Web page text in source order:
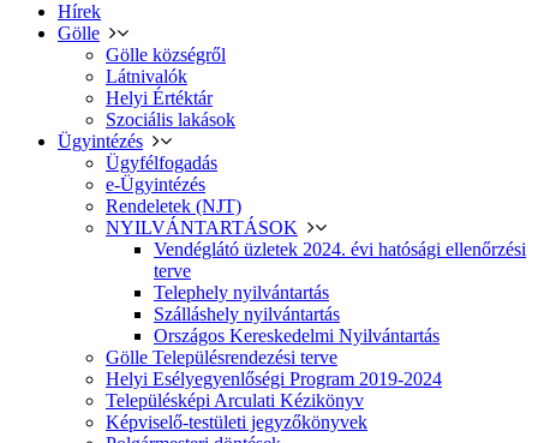
Hírek
Gölle
Gölle községről
Látnivalók
Helyi Értéktár
Szociális lakások
Ügyintézés
Ügyfélfogadás
e-Ügyintézés
Rendeletek (NJT)
NYILVÁNTARTÁSOK
Vendéglátó üzletek 2024. évi hatósági ellenőrzési
terve
Telephely nyilvántartás
Szálláshely nyilvántartás
Országos Kereskedelmi Nyilvántartás
Gölle Településrendezési terve
Helyi Esélyegyenlőségi Program 2019-2024
Településképi Arculati Kézikönyv
Képviselő-testületi jegyzőkönyvek